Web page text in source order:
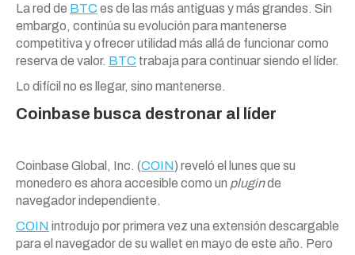
La red de BTC es de las más antiguas y más grandes. Sin
embargo, continúa su evolución para mantenerse
competitiva y ofrecer utilidad más allá de funcionar como
reserva de valor. BTC trabaja para continuar siendo el líder.
Lo difícil no es llegar, sino mantenerse.
Coinbase busca destronar al líder
Coinbase Global, Inc. (COIN) reveló el lunes que su
monedero es ahora accesible como un pluginde
navegador independiente.
COIN introdujo por primera vez una extensión descargable
para el navegador de su wallet en mayo de este año. Pero